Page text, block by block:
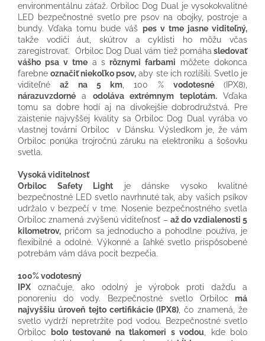
environmentálnu záťaž. Orbiloc Dog Dual je vysokokvalitné
LED bezpečnostné svetlo pre psov na obojky, postroje a
bundy. Vďaka tomu bude váš pes v tme jasne viditeľný,
takže vodiči áut, skútrov a cyklisti ho môžu včas
zaregistrovať. Orbiloc Dog Dual vám tiež pomáha sledovať
vášho psa v tmea s rôznymi farbami môžete dokonca
farebneoznačiť niekoľko psov, aby ste ich rozlíšili. Svetlo je
viditeľnéaž na 5 km , 100 % vodotesné(IPX8),
nárazuvzdorné a odoláva extrémnym teplotám.Vďaka
tomu sa dobre hodí aj na divokejšie dobrodružstvá. Pre
zaistenie najvyššej kvality sa Orbiloc Dog Dual vyrába vo
vlastnej továrni Orbiloc v Dánsku. Výsledkom je, že vám
Orbiloc ponúka trojročnú záruku na elektroniku a šošovku
svetla.
Vysoká viditelnosť
Orbiloc Safety Light je dánske vysoko kvalitné
bezpečnostné LED svetlo navrhnuté tak, aby vašich psíkov
udržalo v bezpečí v tme. Nosenie bezpečnostného svetla
Orbiloc znamená zvýšenú viditeľnosť – až do vzdialenosti 5
kilometrov, pričom sa jednoducho a pohodlne používa, je
flexibilné a odolné. Výkonné a ľahké svetlo prispôsobené
potrebám vám dáva pocit bezpečia.
100% vodotesný
IPX označuje, ako odolný je výrobok proti dažďu a
ponoreniu do vody. Bezpečnostné svetlo Orbiloc má
najvyššiu úroveň tejto certifikácie (IPX8) , čo znamená, že
svetlo vydrží nepretržite pod vodou. Bezpečnostné svetlo
Orbiloc bolo testované na tlakomeri s vodou , kde bolo